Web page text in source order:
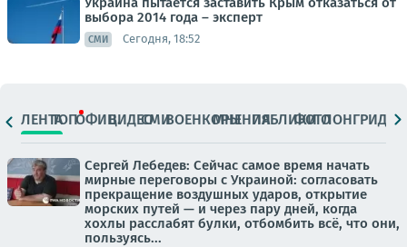
выбора 2014 года – эксперт
СМИ Сегодня, 18:52
ЛЕНТАТОПОФИЦ.ВИДЕОСМИВОЕНКОРЫМНЕНИЯПАБЛИКИ
ФОТОЛОНГРИДЫ
Сергей Лебедев: Сейчас самое время начать
мирные переговоры с Украиной: согласовать
прекращение воздушных ударов, открытие
морских путей — и через пару дней, когда
хохлы расслабят булки, отбомбить всё, что они,
пользуясь...